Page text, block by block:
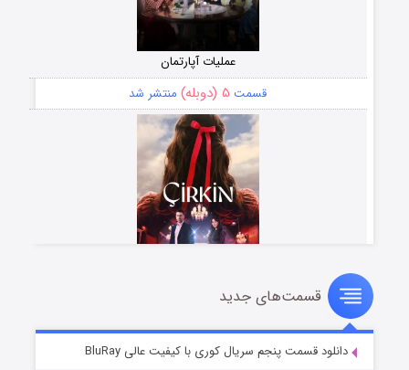
عملیات آپارتمان
قسمت ۵ (دوبله) منتشر شد
سریال زشت
قسمت۲ (زیرنویس) منتشر شد
قسمت‌های جدید
دانلود قسمت پنجم سریال کوری با کیفیت عالی BluRay